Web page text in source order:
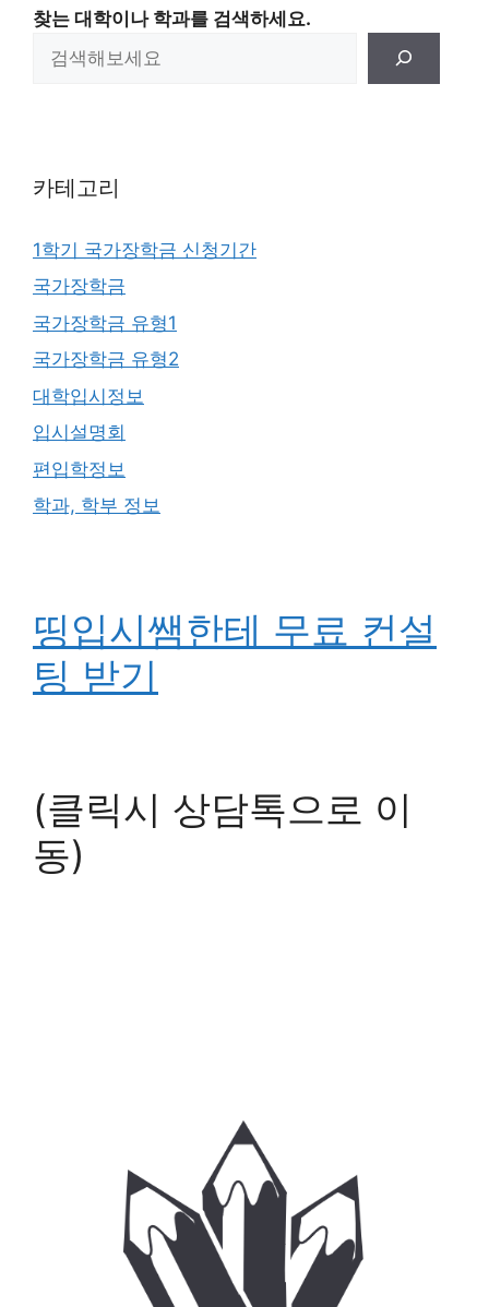
찾는 대학이나 학과를 검색하세요.
카테고리
1학기 국가장학금 신청기간
국가장학금
국가장학금 유형1
국가장학금 유형2
대학입시정보
입시설명회
편입학정보
학과, 학부 정보
띵입시쌤한테 무료 컨설
팅 받기
(클릭시 상담톡으로 이
동)